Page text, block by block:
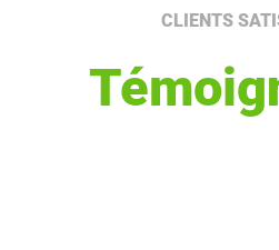
CLIENTS